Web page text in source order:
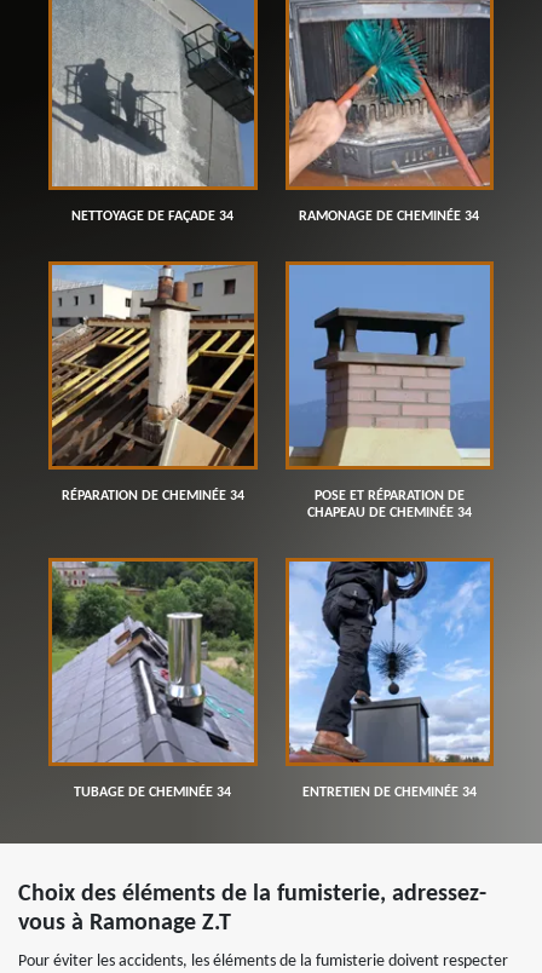
NETTOYAGE DE FAÇADE 34 RAMONAGE DE CHEMINÉE 34
RÉPARATION DE CHEMINÉE 34
POSE ET RÉPARATION DE
CHAPEAU DE CHEMINÉE 34
TUBAGE DE CHEMINÉE 34 ENTRETIEN DE CHEMINÉE 34
Choix des éléments de la fumisterie, adressez-
vous à Ramonage Z.T
Pour éviter les accidents, les éléments de la fumisterie doivent respecter